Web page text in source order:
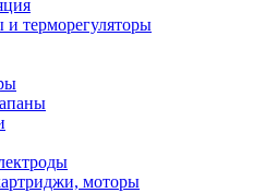
и терморегуляторы
моторы